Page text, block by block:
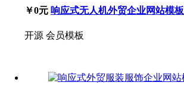
￥0元 响应式无人机外贸企业网站模板
开源 会员模板